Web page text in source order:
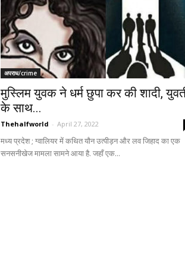
अपराध/crime
मुस्लिम युवक ने धर्म छुपा कर की शादी,
के साथ...
Thehalfworld - April 27, 2022
मध्य प्रदेश ; ग्वालियर में कथित यौन उत्पीड़न और लव जिहाद का एक
सनसनीखेज मामला सामने आया है. जहाँ एक...